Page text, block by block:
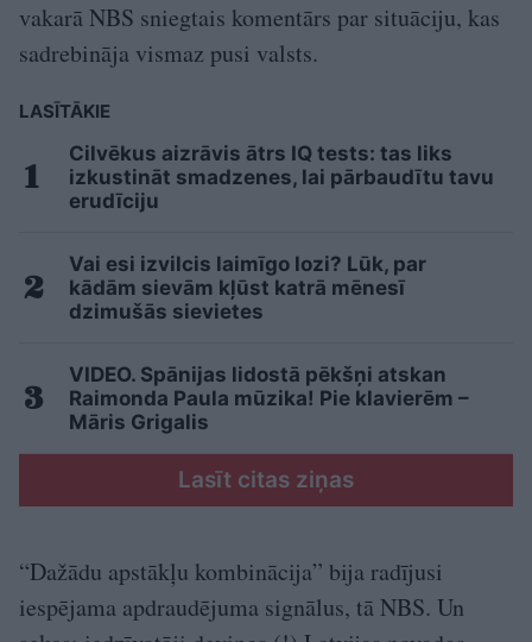
vakarā NBS sniegtais komentārs par situāciju, kas
sadrebināja vismaz pusi valsts.
LASĪTĀKIE
Cilvēkus aizrāvis ātrs IQ tests: tas liks
izkustināt smadzenes, lai pārbaudītu tavu
erudīciju
Vai esi izvilcis laimīgo lozi? Lūk, par
kādām sievām kļūst katrā mēnesī
dzimušās sievietes
VIDEO. Spānijas lidostā pēkšņi atskan
Raimonda Paula mūzika! Pie klavierēm –
Māris Grigalis
Lasīt citas ziņas
“Dažādu apstākļu kombinācija” bija radījusi
iespējama apdraudējuma signālus, tā NBS. Un